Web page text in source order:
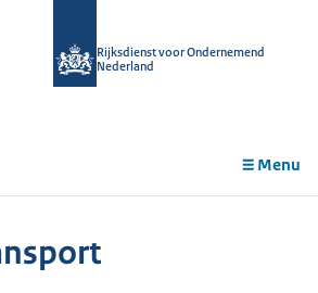
Rijksdienst voor Ondernemend
Nederland
Menu